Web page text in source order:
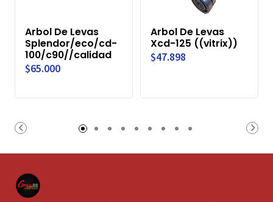
Arbol De Levas
Splendor/eco/cd-
100/c90//calidad
$65.000
Arbol De Levas
Xcd-125 ((vitrix))
$47.898